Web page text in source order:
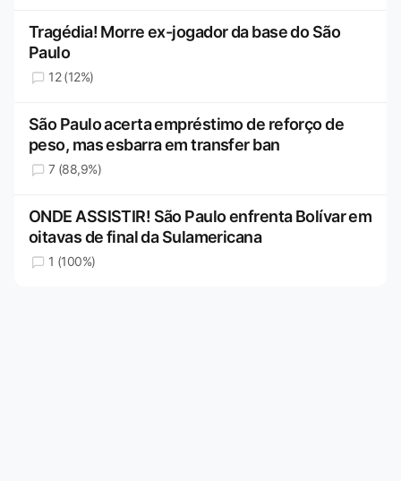
Tragédia! Morre ex-jogador da base do São
Paulo
12 (12%)
São Paulo acerta empréstimo de reforço de
peso, mas esbarra em transfer ban
7 (88,9%)
ONDE ASSISTIR! São Paulo enfrenta Bolívar em
oitavas de final da Sulamericana
1 (100%)